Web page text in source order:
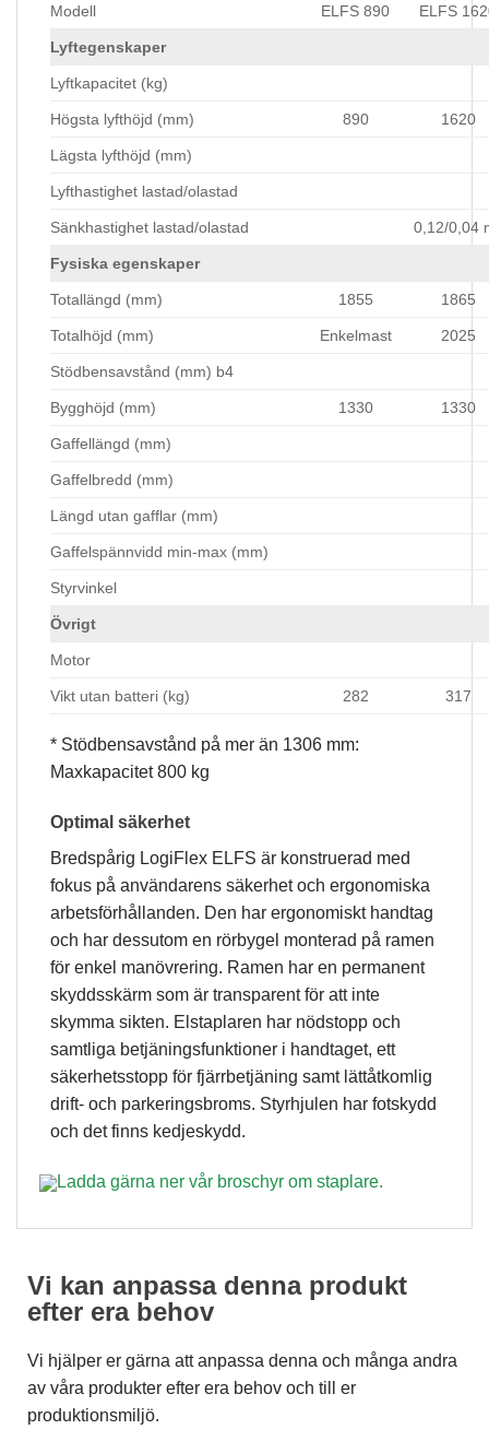
Modell ELFS 890 ELFS
Lyftegenskaper
Lyftkapacitet (kg)
Högsta lyfthöjd (mm) 890 1620
Lägsta lyfthöjd (mm)
Lyfthastighet lastad/olastad
Sänkhastighet lastad/olastad 0,12/0,04
Fysiska egenskaper
Totallängd (mm) 1855 1865
Totalhöjd (mm) Enkelmast 2025
Stödbensavstånd (mm) b4
Bygghöjd (mm) 1330 1330
Gaffellängd (mm)
Gaffelbredd (mm)
Längd utan gafflar (mm)
Gaffelspännvidd min-max (mm)
Styrvinkel
Övrigt
Motor
Vikt utan batteri (kg) 282 317
* Stödbensavstånd på mer än 1306 mm:
Maxkapacitet 800 kg
Optimal säkerhet
Bredspårig LogiFlex ELFS är konstruerad med
fokus på användarens säkerhet och ergonomiska
arbetsförhållanden. Den har ergonomiskt handtag
och har dessutom en rörbygel monterad på ramen
för enkel manövrering. Ramen har en permanent
skyddsskärm som är transparent för att inte
skymma sikten. Elstaplaren har nödstopp och
samtliga betjäningsfunktioner i handtaget, ett
säkerhetsstopp för fjärrbetjäning samt lättåtkomlig
drift- och parkeringsbroms. Styrhjulen har fotskydd
och det finns kedjeskydd.
Ladda gärna ner vår broschyr om staplare.
Vi kan anpassa denna produkt
efter era behov
Vi hjälper er gärna att anpassa denna och många andra
av våra produkter efter era behov och till er
produktionsmiljö.